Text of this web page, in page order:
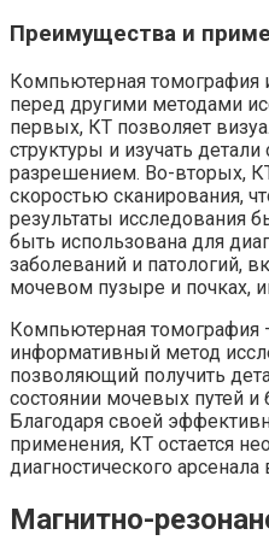
Преимущества и
Компьютерная
перед другими методами
первых, КТ позволяет
структуры и изучать
разрешением. Во-вторых,
скоростью сканирования,
результаты исследования
быть использована для
заболеваний и патологий,
мочевом пузыре и почках,
Компьютерная
информативный метод
позволяющий получить
состоянии мочевых путей
Благодаря своей
применения, КТ остается
диагностического
Магнитно-